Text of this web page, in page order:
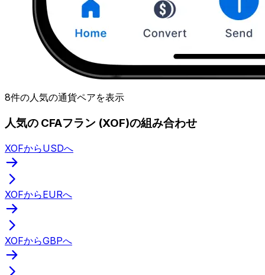
8件の人気の通貨ペアを表示
人気の CFAフラン (XOF)の組み合わせ
XOFからUSDへ
XOFからEURへ
XOFからGBPへ